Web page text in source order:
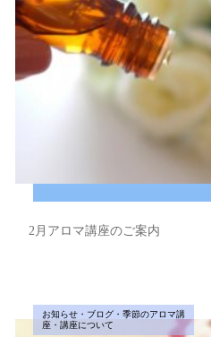
2月アロマ講座のご案内
お知らせ・ブログ・季節のアロマ講
座・講座について